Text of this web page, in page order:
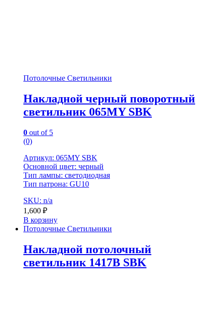
Потолочные Светильники
Накладной черный поворотный
светильник 065MY SBK
0 out of 5
(0)
Артикул: 065MY SBK
Основной цвет: черный
Тип лампы: светодиодная
Тип патрона: GU10
SKU: n/a
1,600 ₽
В корзину
Потолочные Светильники
Накладной потолочный
светильник 1417B SBK